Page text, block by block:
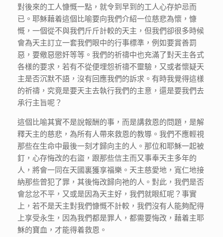
對後來的工人慷慨一點，就令到早到的工人心存妒忌而
已。耶穌藉着這個比喻要向我們介紹一位慈悲為懷，慷
慨，一個從不與我們斤斤計較的天主，但我們卻很多時候
會為天主訂立一套我們眼中的行事標準，例如要賞善罰
惡，要儆惡懲奸等等。我們的祈禱中也充滿了對天主各式
各樣的要求，若有不從便埋怨祈禱不靈驗，又或者懷疑天
主是否沉默不語，沒有回應我們的訴求。有時我覺得這樣
的祈禱，究竟是要天主去執行我們的主意，還是要我們去
承行主旨呢？
這個比喻其實不是說報酬的事，而是講救恩的問題，是解
釋天主的慈悲，為所有人帶來救恩的教導。我們不應輕視
那些在生命中最後一刻才歸向主的人。那位和耶穌一起被
釘，心存悔改的右盜，跟那些信主而又事奉天主多年的
人，將會一同在天國裏獲享福樂。天主慈愛地，寬仁地接
納那些曾犯了罪，其後悔改歸向祂的人。對此，我們是否
會忿忿不平，又或是因為天主好，我們就眼紅呢？事實
上，若不是天主對我們慷慨不計較，我們沒有人能夠配得
上享受永生，因為我們都是罪人，都需要悔改，藉着主耶
穌的寶血，才能得着救恩。